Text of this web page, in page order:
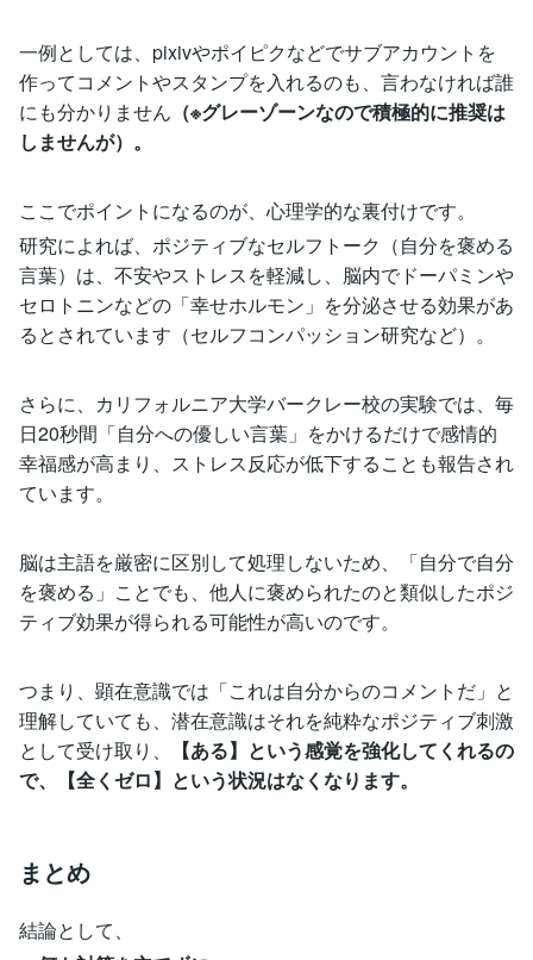
一例としては、pixivやポイピクなどでサブアカウントを
作ってコメントやスタンプを入れるのも、言わなければ誰
にも分かりません （※グレーゾーンなので積極的に推奨は
しませんが）。
ここでポイントになるのが、心理学的な裏付けです。
研究によれば、ポジティブなセルフトーク（自分を褒める
言葉）は、不安やストレスを軽減し、脳内でドーパミンや
セロトニンなどの「幸せホルモン」を分泌させる効果があ
るとされています（セルフコンパッション研究など）。
さらに、カリフォルニア大学バークレー校の実験では、毎
日20秒間「自分への優しい言葉」をかけるだけで感情的
幸福感が高まり、ストレス反応が低下することも報告され
ています。
脳は主語を厳密に区別して処理しないため、「自分で自分
を褒める」ことでも、他人に褒められたのと類似したポジ
ティブ効果が得られる可能性が高いのです。
つまり、顕在意識では「これは自分からのコメントだ」と
理解していても、潜在意識はそれを純粋なポジティブ刺激
として受け取り、
【ある】という感覚を強化してくれるの
で、【全くゼロ】という状況はなくなります。
まとめ
結論として、